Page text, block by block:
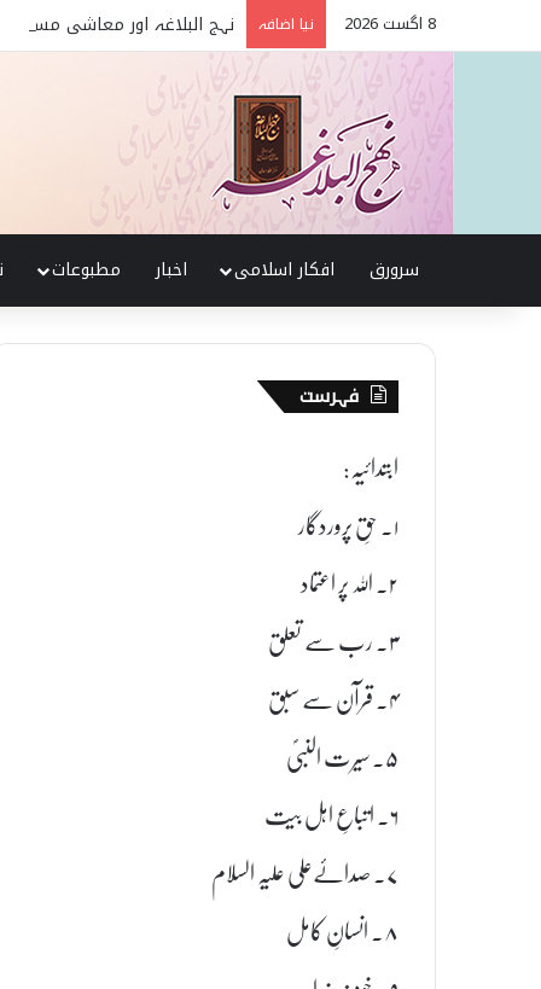
8 اگست 2026 نیا اضافہ نہج البلاغہ اور معاشی مسائل
سرورق افکار اسلامی اخبار مطبوعات
فہرست
ابتدائیہ:
۱۔ حقِ پروردگار
۲۔ اللہ پر اعتماد
۳۔ رب سے تعلق
۴۔ قرآن سے سبق
۵۔ سیرت النبیؐ
۶۔ اتباعِ اہل بیت
۷۔ صدائےعلی علیہ السلام
۸۔ انسانِ کامل